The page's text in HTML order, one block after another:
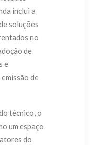
inclui a
soluções
no
de
e
de
técnico, o
um espaço
do